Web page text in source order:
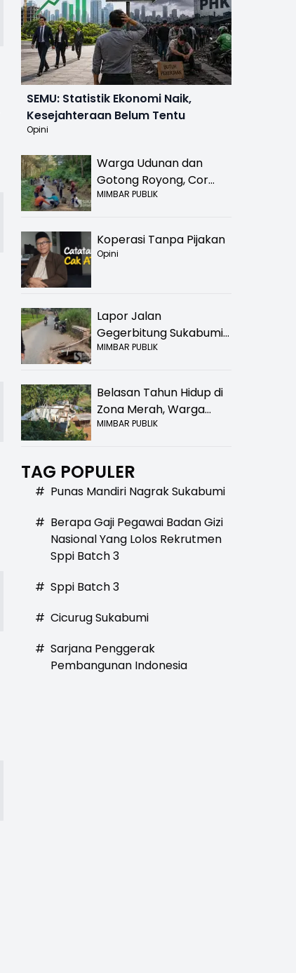
SEMU: Statistik Ekonomi Naik,
Kesejahteraan Belum Tentu
Opini
Warga Udunan dan
Gotong Royong, Cor
Jalan Hancur di
MIMBAR PUBLIK
Koperasi Tanpa Pijakan
Opini
Lapor Jalan
Gegerbitung Sukabumi
Bolong! Bahaya Bagi
MIMBAR PUBLIK
Belasan Tahun Hidup di
Zona Merah, Warga
Kampung Nangewer
Relokasi
MIMBAR PUBLIK
TAG POPULER
# Punas Mandiri Nagrak Sukabumi
# Berapa Gaji Pegawai Badan Gizi
Nasional Yang Lolos Rekrutmen
Sppi Batch 3
# Sppi Batch 3
# Cicurug Sukabumi
# Sarjana Penggerak
Pembangunan Indonesia